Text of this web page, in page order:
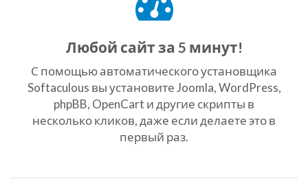
Любой сайт за 5 минут!
С помощью автоматического установщика
Softaculous вы установите Joomla, WordPress,
phpBB, OpenCart и другие скрипты в
несколько кликов, даже если делаете это в
первый раз.